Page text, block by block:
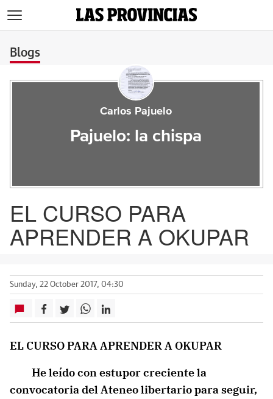
Blogs
Carlos Pajuelo
Pajuelo: la chispa
EL CURSO PARA
APRENDER A OKUPAR
Sunday, 22 October 2017, 04:30
EL CURSO PARA APRENDER A OKUPAR
He leído con estupor creciente la
convocatoria del Ateneo libertario para seguir,